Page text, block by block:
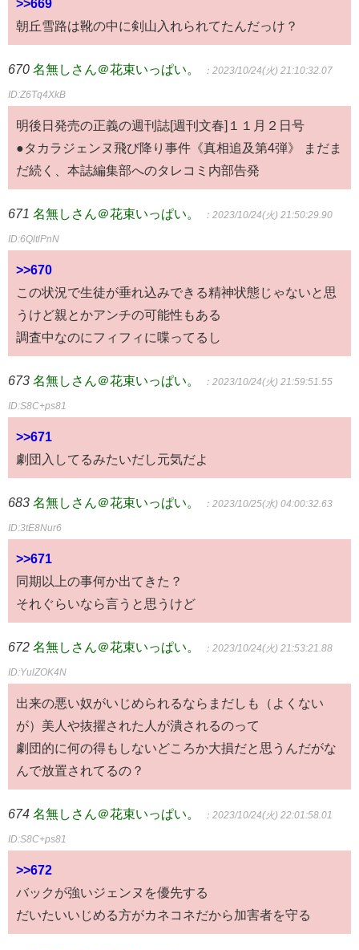
>>669
朝丘雪路は靴の中に剣山入れられてたんだっけ？
670 名無しさん＠花束いっぱい。 ：2023/10/24(火) 21:10:32.07
ID:Z6Tq4XkB
明後日発売の正義の週刊誌[週刊文春]１１月２日号
●タカラジェンヌ飛び降り事件《真相追及第4弾》 まだま
だ続く、本誌編集部へのタレコミ内部告発
671 名無しさん＠花束いっぱい。 ：2023/10/24(火) 21:50:29.90
ID:6QltlPnN
>>670
この状況で生徒が垂れ込みできる精神状態じゃないと思
うけど親とかアンチの可能性もある
調査中なのにフィフィに喋ってるし
673 名無しさん＠花束いっぱい。 ：2023/10/24(火) 21:59:51.55
ID:S8C+ps81
>>671
劇団入してるみたいだし元気だよ
683 名無しさん＠花束いっぱい。 ：2023/10/25(水) 04:00:32.63
ID:3tE8Nur6
>>671
同期以上の事何か出てきた？
それぐらいなら言うと思うけど
672 名無しさん＠花束いっぱい。 ：2023/10/24(火) 21:53:21.88
ID:YulZOK4N
出来の悪い奴がいじめられるならまだしも（よくない
が）美人や抜擢された人が潰されるのって
劇団的に何の得もしないどころか大損だと思うんだがな
んで放置されてるの？
674 名無しさん＠花束いっぱい。 ：2023/10/24(火) 22:01:58.01
ID:S8C+ps81
>>672
バックが強いジェンヌを優先する
だいたいいじめる方がカネコネだから加害者を守る